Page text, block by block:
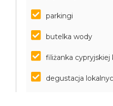
parkingi
butelka wody
filiżanka cypryjskiej
degustacja